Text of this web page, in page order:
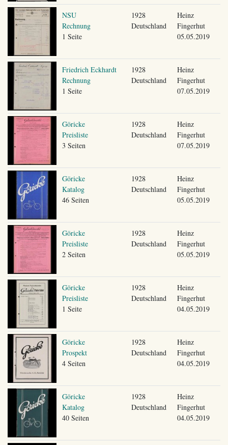
NSU
Rechnung
1 Seite
1928
Deutschland
Heinz
Fingerhut
05.05.2019
Friedrich Eckhardt
Rechnung
1 Seite
1928
Deutschland
Heinz
Fingerhut
07.05.2019
Göricke
Preisliste
3 Seiten
1928
Deutschland
Heinz
Fingerhut
07.05.2019
Göricke
Katalog
46 Seiten
1928
Deutschland
Heinz
Fingerhut
05.05.2019
Göricke
Preisliste
2 Seiten
1928
Deutschland
Heinz
Fingerhut
05.05.2019
Göricke
Preisliste
1 Seite
1928
Deutschland
Heinz
Fingerhut
04.05.2019
Göricke
Prospekt
4 Seiten
1928
Deutschland
Heinz
Fingerhut
04.05.2019
Göricke
Katalog
40 Seiten
1928
Deutschland
Heinz
Fingerhut
04.05.2019